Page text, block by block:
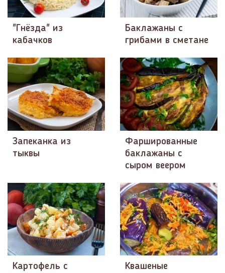
"Гнёзда" из
кабачков
Баклажаны с
грибами в сметане
Запеканка из
тыквы
Фаршированные
баклажаны с
сыром веером
Картофель с
Квашеные